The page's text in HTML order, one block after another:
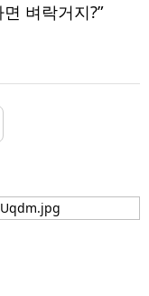
벼락거지?”